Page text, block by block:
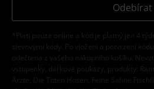
Odebírat
*Platí pouze online a kód je platný jen 4
slevovými kódy. Po vložení a potvrzení
odečtena z vašeho nákupního košíku.
vstupenky, dárkové poukazy, produkty:
Ärzte, Die Toten Hosen, Feine Sahne